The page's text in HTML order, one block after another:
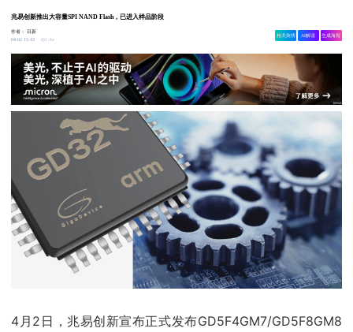
兆易创新推出大容量SPI NAND Flash，已进入样品阶段
作者：
日新
04-02 15:43
1.4w
相关舆情 AI解读 生成海报
4月2日，兆易创新宣布正式发布GD5F4GM7/GD5F8GM8